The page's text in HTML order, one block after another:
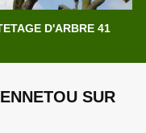
D'ARBRE 41
SUR